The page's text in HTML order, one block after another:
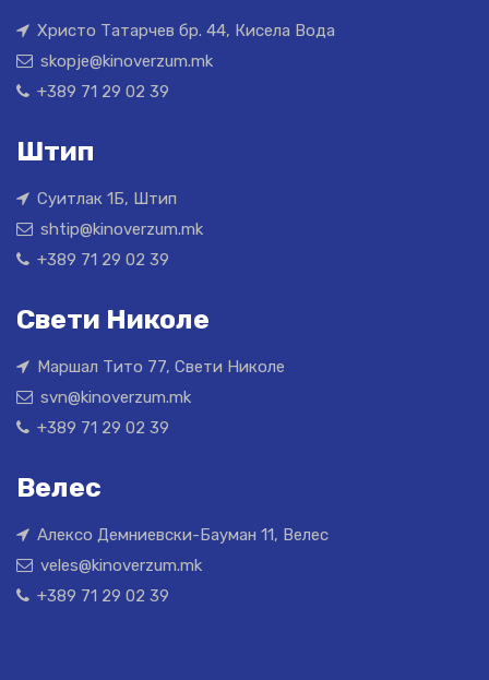
Христо Татарчев бр. 44, Кисела Вода
skopje@kinoverzum.mk
+389 71 29 02 39
Штип
Суитлак 1Б, Штип
shtip@kinoverzum.mk
+389 71 29 02 39
Свети Николе
Маршал Тито 77, Свети Николе
svn@kinoverzum.mk
+389 71 29 02 39
Велес
Алексо Демниевски-Бауман 11, Велес
veles@kinoverzum.mk
+389 71 29 02 39